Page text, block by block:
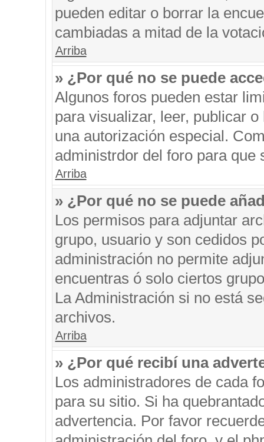
pueden editar o borrar la
cambiadas a mitad de la
Arriba
» ¿Por qué no se puede
Algunos foros pueden estar
para visualizar, leer, publicar
una autorización especial.
administrdor del foro para que
Arriba
» ¿Por qué no se puede
Los permisos para adjuntar
grupo, usuario y son cedidos
administración no permite
encuentras ó solo ciertos
La Administración si no está
archivos.
Arriba
» ¿Por qué recibí una
Los administradores de cada
para su sitio. Si ha
advertencia. Por favor